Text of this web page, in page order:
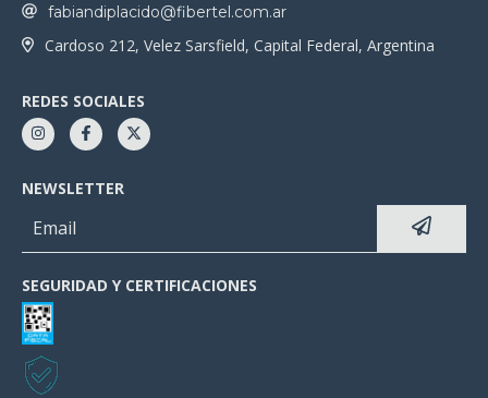
fabiandiplacido@fibertel.com.ar
Cardoso 212, Velez Sarsfield, Capital Federal, Argentina
REDES SOCIALES
NEWSLETTER
SEGURIDAD Y CERTIFICACIONES